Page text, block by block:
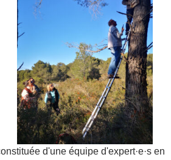
d'une équipe d'expert·e·s en